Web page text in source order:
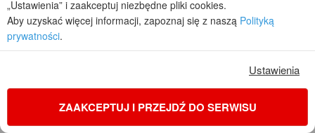
Dom w riveach 16 (GS)
do zabudowy szeregowej z poddaszem, z garażem
jednostanowiskowym
Koszty budowy
: 188 000 zł netto
„Ustawienia” i zaakceptuj niezbędne pliki cookies.
Aby uzyskać więcej informacji, zapoznaj się z naszą Polityką
prywatności.
Ustawienia
ZAAKCEPTUJ I PRZEJDŹ DO SERWISU